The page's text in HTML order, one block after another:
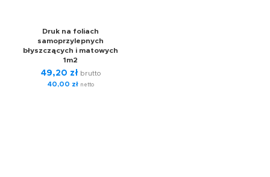
Druk na foliach
samoprzylepnych
błyszczących i matowych
1m2
49,20 zł brutto
40,00 złnetto